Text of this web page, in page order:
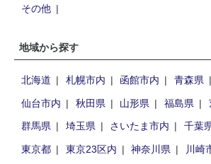
その他
地域から探す
北海道 札幌市内 函館市内 青森県
仙台市内
秋田県 山形県 福島県
群馬県
埼玉県 さいたま市内 千葉
東京都
東京23区内 神奈川県 川崎